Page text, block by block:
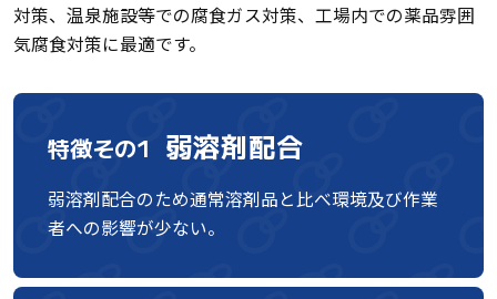
対策、温泉施設等での腐食ガス対策、工場内での薬品雰囲
気腐食対策に最適です。
特徴その1 弱溶剤配合
弱溶剤配合のため通常溶剤品と比べ環境及び作業
者への影響が少ない。